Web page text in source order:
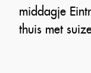
middagje
thuis met